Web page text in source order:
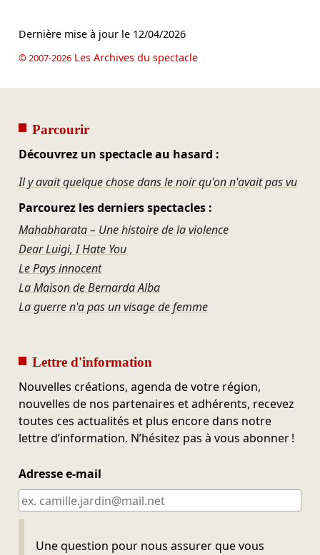
Dernière mise à jour le 12/04/2026
© 2007-2026Les Archives du spectacle
Parcourir
Découvrez un spectacle au hasard :
Il y avait quelque chose dans le noir qu'on n'avait pas vu
Parcourez les derniers spectacles :
Mahabharata – Une histoire de la violence
Dear Luigi, I Hate You
Le Pays innocent
La Maison de Bernarda Alba
La guerre n'a pas un visage de femme
Lettre d'information
Nouvelles créations, agenda de votre région,
nouvelles de nos partenaires et adhérents, recevez
toutes ces actualités et plus encore dans notre
lettre d’information. N’hésitez pas à vous abonner !
Adresse e-mail
Une question pour nous assurer que vous
Ne pas remplir